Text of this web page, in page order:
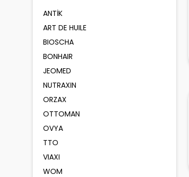
ANTİK
ART DE HUILE
BIOSCHA
BONHAIR
JEOMED
NUTRAXIN
ORZAX
OTTOMAN
OVYA
TTO
VIAXI
WOM